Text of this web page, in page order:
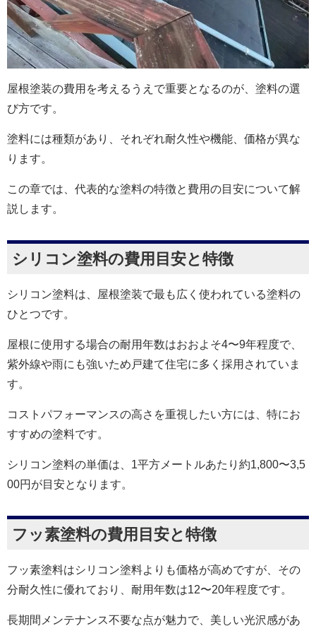
屋根塗装の費用を考えるうえで重要となるのが、塗料の選
び方です。
塗料には種類があり、それぞれ耐久性や機能、価格が異な
ります。
この章では、代表的な塗料の特徴と費用の目安について解
説します。
シリコン塗料の費用目安と特徴
シリコン塗料は、屋根塗装で最も広く使われている塗料の
ひとつです。
屋根に使用する場合の耐用年数はおおよそ4〜9年程度で、
紫外線や雨にも強いため戸建て住宅に多く採用されていま
す。
コストパフォーマンスの高さを重視したい方には、特にお
すすめの塗料です。
シリコン塗料の単価は、1平方メートルあたり約1,800〜3,5
00円が目安となります。
フッ素塗料の費用目安と特徴
フッ素塗料はシリコン塗料よりも価格が高めですが、その
分耐久性に優れており、耐用年数は12〜20年程度です。
長期間メンテナンス不要な点が魅力で、美しい光沢感があ